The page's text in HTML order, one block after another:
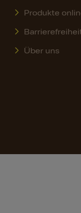
Produkte
Über uns